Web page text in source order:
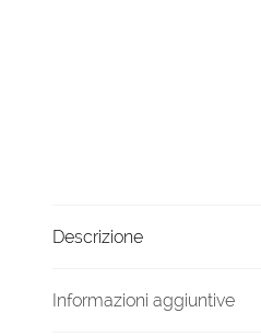
Descrizione
Informazioni aggiuntive